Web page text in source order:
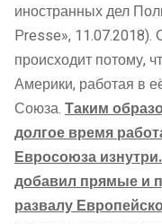
иностранных дел
Presse», 11.07.2018).
происходит потому,
Америки, работая в
Союза. Таким
долгое время
Евросоюза
добавил прямые и
развалу